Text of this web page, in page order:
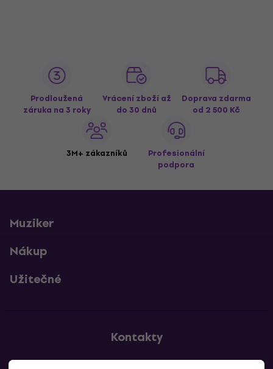
Prodloužená
záruka na 3 roky
Vrácení zboží až
do 30 dnů
Doprava zdarma
od 2 500 Kč
3M+ zákazníků
Profesionální
podpora
Muziker
Nákup
Užitečné
Kontakty